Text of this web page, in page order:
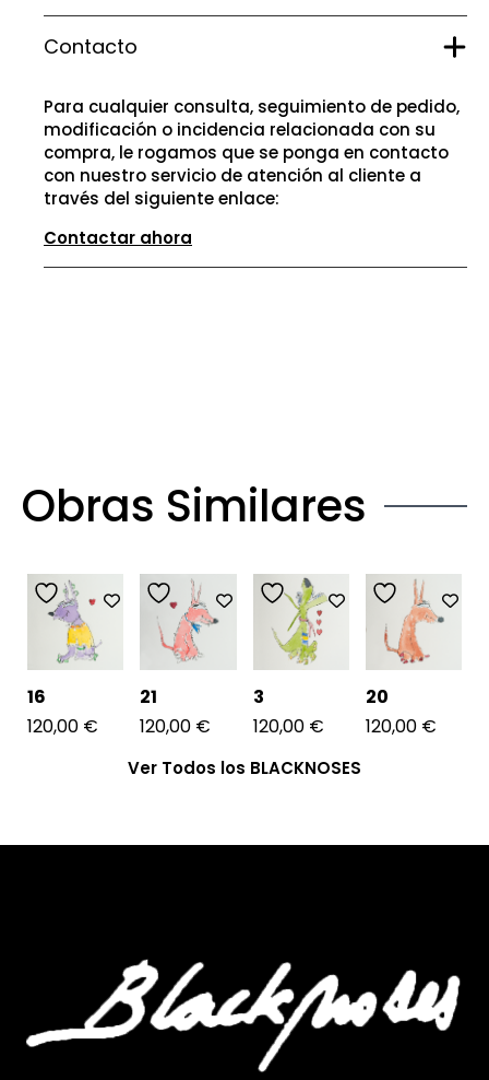
Contacto
Para cualquier consulta, seguimiento de pedido,
modificación o incidencia relacionada con su
compra, le rogamos que se ponga en contacto
con nuestro servicio de atención al cliente a
través del siguiente enlace:
Contactar ahora
Obras Similares
16
120,00 €
21
120,00 €
3
120,00 €
20
120,00 €
Ver Todos los BLACKNOSES